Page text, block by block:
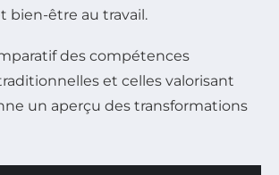
bien-être au travail.
des compétences
et celles valorisant
un aperçu des transformations